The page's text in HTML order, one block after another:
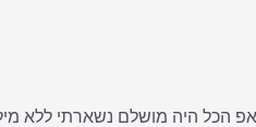
הכל היה מושלם נשארתי ללא